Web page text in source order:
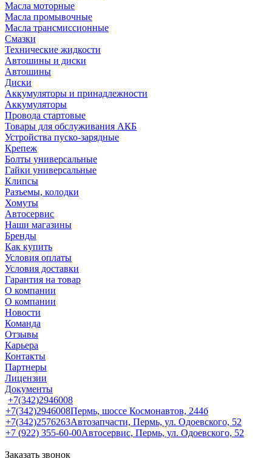
Масла моторные
Масла промывочные
Масла трансмиссионные
Смазки
Технические жидкости
Автошины и диски
Автошины
Диски
Аккумуляторы и принадлежности
Аккумуляторы
Провода стартовые
Товары для обслуживания АКБ
Устройства пуско-зарядные
Крепеж
Болты универсальные
Гайки универсальные
Клипсы
Разъемы, колодки
Хомуты
Автосервис
Наши магазины
Бренды
Как купить
Условия оплаты
Условия доставки
Гарантия на товар
О компании
О компании
Новости
Команда
Отзывы
Карьера
Контакты
Партнеры
Лицензии
Документы
+7(342)2946008
+7(342)2946008Пермь, шоссе Космонавтов, 244б
+7(342)2576263Автозапчасти, Пермь, ул. Одоевского, 52
+7 (922) 355-60-00Автосервис, Пермь, ул. Одоевского, 52
Заказать звонок